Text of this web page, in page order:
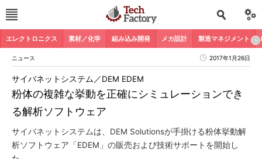
エレクトロニクス 素材／化学 組み込み開発 メカ設計 製造マネジメント
ニュース 2017年1月26日
粉体の複雑な挙動を正確にシミュレーションでき
る解析ソフトウェア
サイバネットシステム／DEM EDEM
サイバネットシステムは、DEM Solutionsが手掛ける粉体挙動解
析ソフトウェア「EDEM」の販売および技術サポートを開始し